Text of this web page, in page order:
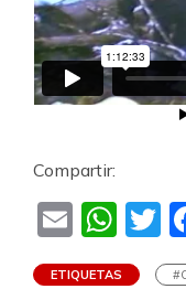
Compartir:
Email
ETIQUETAS